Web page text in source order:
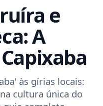
e
A
às gírias locais:
cultura única do